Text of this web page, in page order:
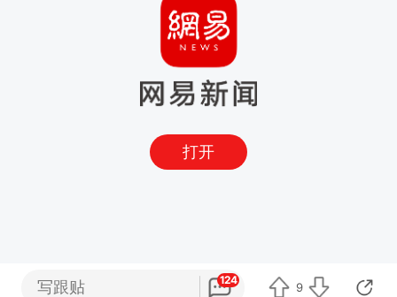
打开
写跟贴 124
9